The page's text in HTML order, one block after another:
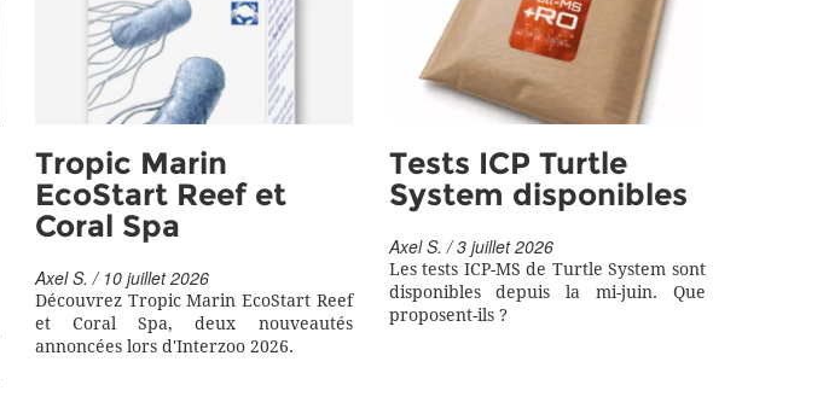
Tropic Marin
EcoStart Reef et
Coral Spa
Axel S. / 10 juillet 2026
Découvrez Tropic Marin EcoStart Reef
et Coral Spa, deux nouveautés
annoncées lors d'Interzoo 2026.
Tests ICP Turtle
System disponibles
Axel S. / 3 juillet 2026
Les tests ICP-MS de Turtle System sont
disponibles depuis la mi-juin. Que
proposent-ils ?